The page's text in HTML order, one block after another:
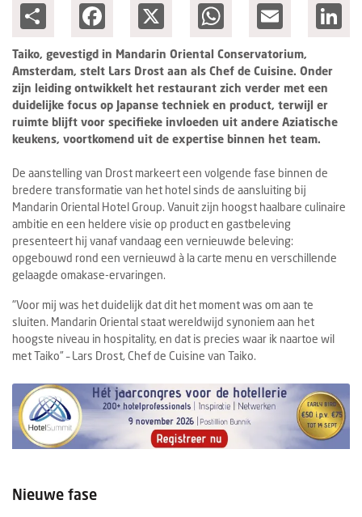
Facebook WhatsAppEmail
Taiko, gevestigd in Mandarin Oriental Conservatorium,
Amsterdam, stelt Lars Drost aan als Chef de Cuisine. Onder
zijn leiding ontwikkelt het restaurant zich verder met een
duidelijke focus op Japanse techniek en product, terwijl er
ruimte blijft voor specifieke invloeden uit andere Aziatische
keukens, voortkomend uit de expertise binnen het team.
De aanstelling van Drost markeert een volgende fase binnen de
bredere transformatie van het hotel sinds de aansluiting bij
Mandarin Oriental Hotel Group. Vanuit zijn hoogst haalbare culinaire
ambitie en een heldere visie op product en gastbeleving
presenteert hij vanaf vandaag een vernieuwde beleving:
opgebouwd rond een vernieuwd à la carte menu en verschillende
gelaagde omakase-ervaringen.
"Voor mij was het duidelijk dat dit het moment was om aan te
sluiten. Mandarin Oriental staat wereldwijd synoniem aan het
hoogste niveau in hospitality, en dat is precies waar ik naartoe wil
met Taiko” – Lars Drost, Chef de Cuisine van Taiko.
Nieuwe fase